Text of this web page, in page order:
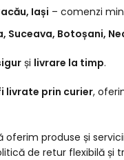
Iași – comenzi
Suceava, Botoșani,
și livrare la timp.
livrate prin curier,
să oferim produse și
de retur flexibilă și